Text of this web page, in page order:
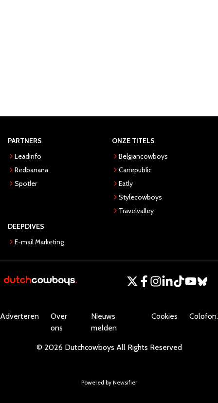
PARTNERS
Leadinfo
Redbanana
Spotler
ONZE TITELS
Belgiancowboys
Carrepublic
Eatly
Stylecowboys
Travelvalley
DEEPDIVES
E-mail Marketing
Adverteren
Over
ons
Nieuws
melden
Cookies Colofon.
© 2026 Dutchcowboys All Rights Reserved
Powered by Newsifier